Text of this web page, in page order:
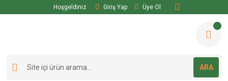
Hoşgeldiniz Giriş Yap Üye Ol
ARA